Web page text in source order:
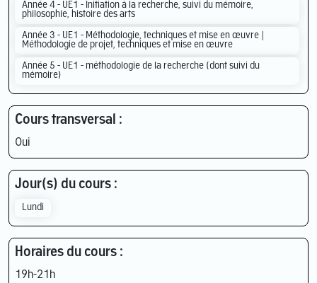
Année 4 - UE1 - Initiation à la recherche, suivi du mémoire,
philosophie, histoire des arts
Année 3 - UE1 - Méthodologie, techniques et mise en œuvre |
Méthodologie de projet, techniques et mise en œuvre
Année 5 - UE1 - méthodologie de la recherche (dont suivi du
mémoire)
Cours transversal :
Oui
Jour(s) du cours :
Lundi
Horaires du cours :
19h-21h